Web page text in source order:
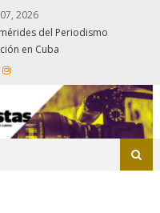
2026
del Periodismo
en Cuba